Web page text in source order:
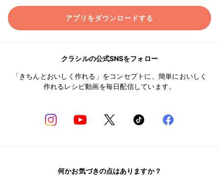
アプリをダウンロードする
クラシルの公式SNSをフォロー
「きちんとおいしく作れる」をコンセプトに、簡単においしく
作れるレシピ動画を毎日配信しています。
何かお気づきの点はありますか？